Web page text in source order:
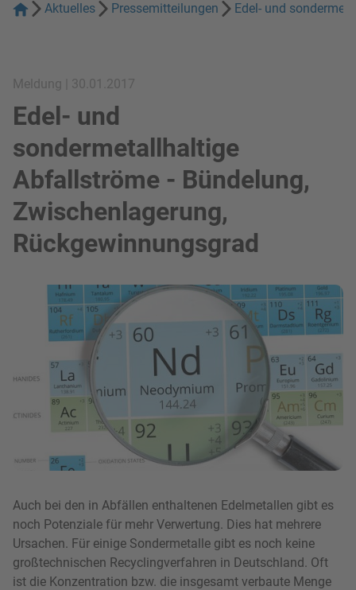
Aktuelles Pressemitteilungen Edel- und
Meldung | 30.01.2017
Edel- und
sondermetallhaltige
Abfallströme - Bündelung,
Zwischenlagerung,
Rückgewinnungsgrad
Bild in Lightbox zeigen
Auch bei den in Abfällen enthaltenen Edelmetallen gibt es
noch Potenziale für mehr Verwertung. Dies hat mehrere
Ursachen. Für einige Sondermetalle gibt es noch keine
großtechnischen Recyclingverfahren in Deutschland. Oft
ist die Konzentration bzw. die insgesamt verbaute Menge